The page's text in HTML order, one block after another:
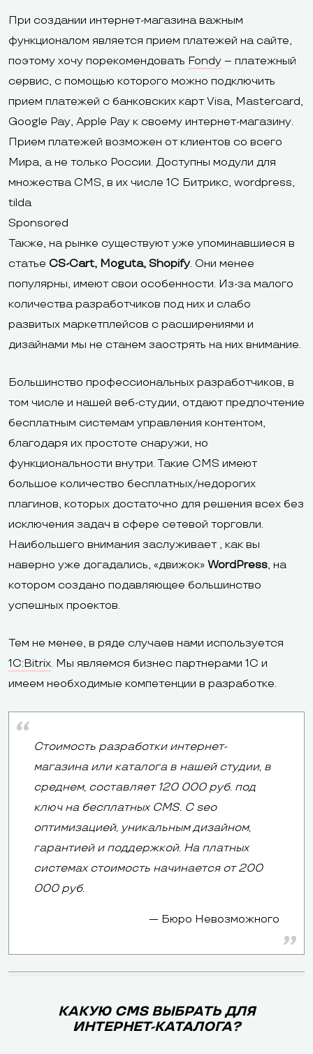
При создании интернет-магазина важным
функционалом является прием платежей на сайте,
поэтому хочу порекомендовать Fondy – платежный
сервис, с помощью которого можно подключить
прием платежей с банковских карт Visa, Mastercard,
Google Pay, Apple Pay к своему интернет-магазину.
Прием платежей возможен от клиентов со всего
Мира, а не только России. Доступны модули для
множества CMS, в их числе 1С Битрикс, wordpress,
tilda
Sponsored
Также, на рынке существуют уже упоминавшиеся в
статье CS-Cart, Moguta, Shopify. Они менее
популярны, имеют свои особенности. Из-за малого
количества разработчиков под них и слабо
развитых маркетплейсов с расширениями и
дизайнами мы не станем заострять на них внимание.
Большинство профессиональных разработчиков, в
том числе и нашей веб-студии, отдают предпочтение
бесплатным системам управления контентом,
благодаря их простоте снаружи, но
функциональности внутри. Такие CMS имеют
большое количество бесплатных/недорогих
плагинов, которых достаточно для решения всех без
исключения задач в сфере сетевой торговли.
Наибольшего внимания заслуживает , как вы
наверно уже догадались, «движок» WordPress, на
котором создано подавляющее большинство
успешных проектов.
Тем не менее, в ряде случаев нами используется
1C:Bitrix. Мы являемся бизнес партнерами 1С и
имеем необходимые компетенции в разработке.
Стоимость разработки интернет-
магазина или каталога в нашей студии, в
среднем, составляет 120 000 руб. под
ключ на бесплатных CMS. С seo
оптимизацией, уникальным дизайном,
гарантией и поддержкой. На платных
системах стоимость начинается от 200
000 руб.
Бюро Невозможного
КАКУЮ CMS ВЫБРАТЬ ДЛЯ
ИНТЕРНЕТ-КАТАЛОГА?